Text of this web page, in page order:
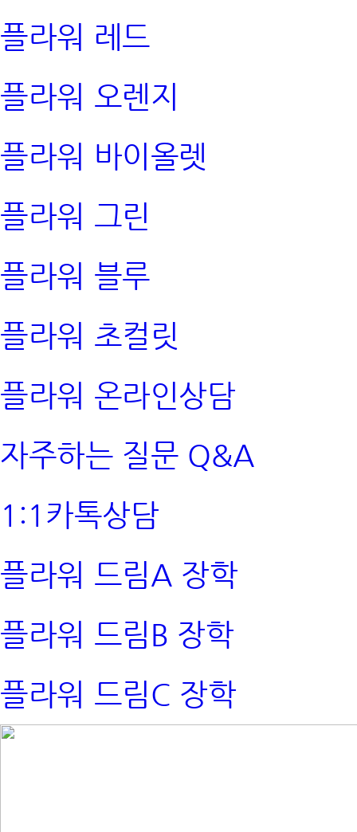
플라워 레드
플라워 오렌지
플라워 바이올렛
플라워 그린
플라워 블루
플라워 초컬릿
플라워 온라인상담
자주하는 질문 Q&A
1:1카톡상담
플라워 드림A 장학
플라워 드림B 장학
플라워 드림C 장학